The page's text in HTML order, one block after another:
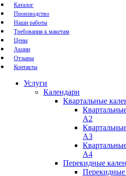
Каталог
Производство
Наши работы
Требования к макетам
Цены
Акции
Отзывы
Контакты
Услуги
Календари
Квартальные
А2
А3
А4
Перекидные